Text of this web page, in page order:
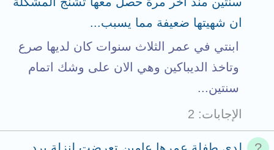
ان شهيتها ضعيفة مما يسبب...
ابنتي في عمر الثلاث سنوات كان لديها صرع
وتاخذ الديباكين وهي الان على وشك اتمام
سنتين...
الإجابات
2